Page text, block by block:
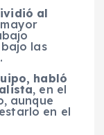
al
las
habló
, en el
aunque
en el